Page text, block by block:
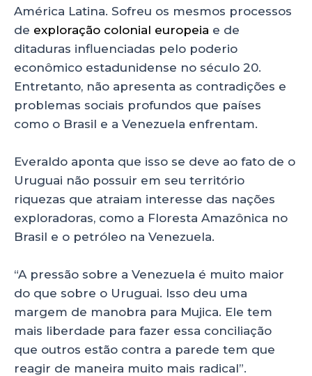
América Latina. Sofreu os mesmos processos
de exploração colonial europeia e de
ditaduras influenciadas pelo poderio
econômico estadunidense no século 20.
Entretanto, não apresenta as contradições e
problemas sociais profundos que países
como o Brasil e a Venezuela enfrentam.
Everaldo aponta que isso se deve ao fato de o
Uruguai não possuir em seu território
riquezas que atraiam interesse das nações
exploradoras, como a Floresta Amazônica no
Brasil e o petróleo na Venezuela.
“A pressão sobre a Venezuela é muito maior
do que sobre o Uruguai. Isso deu uma
margem de manobra para Mujica. Ele tem
mais liberdade para fazer essa conciliação
que outros estão contra a parede tem que
reagir de maneira muito mais radical”.